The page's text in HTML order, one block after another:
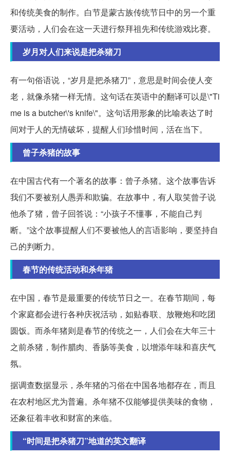
和传统美食的制作。白节是蒙古族传统节日中的另一个重
要活动，人们会在这一天进行祭拜祖先和传统游戏比赛。
岁月对人们来说是把杀猪刀
有一句俗语说，“岁月是把杀猪刀”，意思是时间会使人变
老，就像杀猪一样无情。这句话在英语中的翻译可以是\"Ti
me is a butcher\'s knife\"。这句话用形象的比喻表达了时
间对于人的无情破坏，提醒人们珍惜时间，活在当下。
曾子杀猪的故事
在中国古代有一个著名的故事：曾子杀猪。这个故事告诉
我们不要被别人愚弄和欺骗。在故事中，有人取笑曾子说
他杀了猪，曾子回答说：“小孩子不懂事，不能自己判
断。”这个故事提醒人们不要被他人的言语影响，要坚持自
己的判断力。
春节的传统活动和杀年猪
在中国，春节是最重要的传统节日之一。在春节期间，每
个家庭都会进行各种庆祝活动，如贴春联、放鞭炮和吃团
圆饭。而杀年猪则是春节的传统之一，人们会在大年三十
之前杀猪，制作腊肉、香肠等美食，以增添年味和喜庆气
氛。
据调查数据显示，杀年猪的习俗在中国各地都存在，而且
在农村地区尤为普遍。杀年猪不仅能够提供美味的食物，
还象征着丰收和财富的来临。
“时间是把杀猪刀”地道的英文翻译